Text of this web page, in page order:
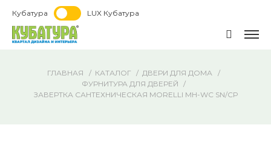
Кубатура LUX Кубатура
ГЛАВНАЯ КАТАЛОГ
ДВЕРИ ДЛЯ ДОМА
ФУРНИТУРА ДЛЯ ДВЕРЕЙ
ЗАВЕРТКА САНТЕХНИЧЕСКАЯ MORELLI MH-WC SN/CP